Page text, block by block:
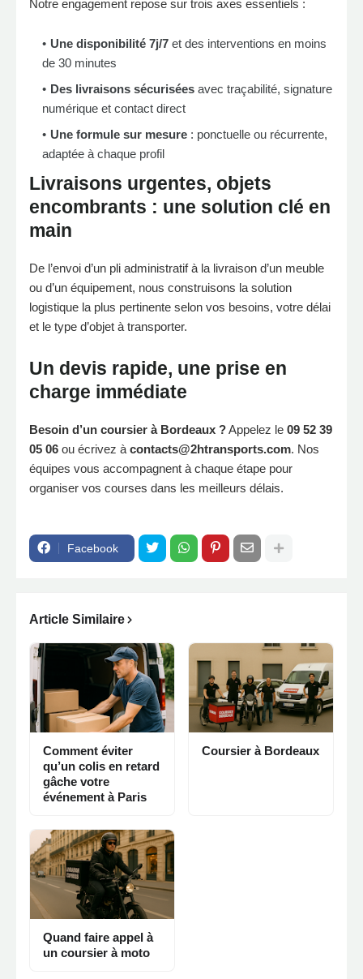
Notre engagement repose sur trois axes essentiels :
Une disponibilité 7j/7 et des interventions en moins
de 30 minutes
Des livraisons sécurisées avec traçabilité, signature
numérique et contact direct
Une formule sur mesure : ponctuelle ou récurrente,
adaptée à chaque profil
Livraisons urgentes, objets
encombrants : une solution clé en
main
De l’envoi d’un pli administratif à la livraison d’un meuble
ou d’un équipement, nous construisons la solution
logistique la plus pertinente selon vos besoins, votre délai
et le type d’objet à transporter.
Un devis rapide, une prise en
charge immédiate
Besoin d’un coursier à Bordeaux ?Appelez le 09 52 39
05 06 ou écrivez à contacts@2htransports.com. Nos
équipes vous accompagnent à chaque étape pour
organiser vos courses dans les meilleurs délais.
Facebook
Article Similaire
Comment éviter
qu’un colis en retard
gâche votre
événement à Paris
Coursier à Bordeaux
Quand faire appel à
un coursier à moto